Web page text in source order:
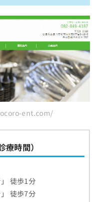
ent.com/
時間）
徒歩1分
徒歩7分